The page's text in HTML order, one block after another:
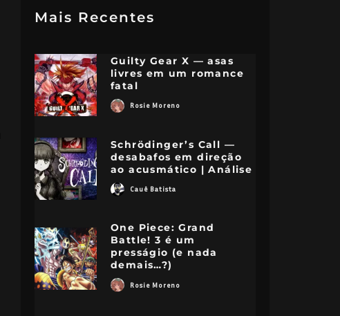
Mais Recentes
Guilty Gear X — asas
livres em um romance
fatal
Rosie Moreno
Schrödinger’s Call —
desabafos em direção
ao acusmático | Análise
Cauê Batista
One Piece: Grand
Battle! 3 é um
presságio (e nada
demais…?)
Rosie Moreno